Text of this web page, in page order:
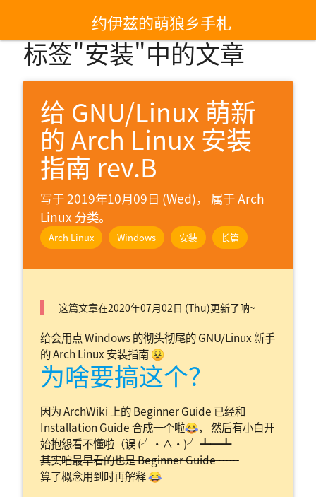
约伊兹的萌狼乡手札
标签"安装"中的文章
给 GNU/Linux 萌新
的 Arch Linux 安装
指南 rev.B
写于 2019年10月09日 (Wed)， 属于Arch
Linux 分类。
Arch Linux Windows 安装 长篇
这篇文章在2020年07月02日 (Thu)更新了呐~
给会用点 Windows 的彻头彻尾的 GNU/Linux 新手
的 Arch Linux 安装指南 😣
为啥要搞这个？
因为 ArchWiki 上的 Beginner Guide 已经和
Installation Guide 合成一个啦😂， 然后有小白开
始抱怨看不懂啦（误 (╯・∧・)╯ ┻━┻
其实咱最早看的也是 Beginner Guide ……
算了概念用到时再解释 😂